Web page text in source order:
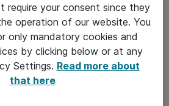
først for enhver pris -
for Atea i høj grad
det rette
sikker praksis og målbar
require your consent since they
operation of our website. You
only mandatory cookies and
by clicking below or at any
Settings. Read more about
that here